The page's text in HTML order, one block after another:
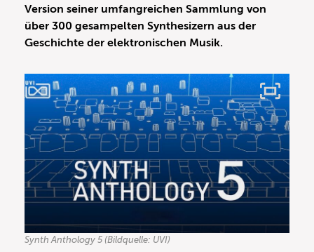
Version seiner umfangreichen Sammlung von
über 300 gesampelten Synthesizern aus der
Geschichte der elektronischen Musik.
Synth Anthology 5 (Bildquelle: UVI)